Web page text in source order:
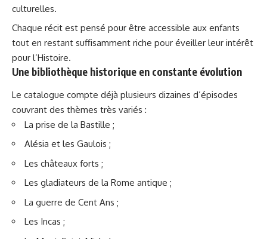
culturelles.
Chaque récit est pensé pour être accessible aux enfants
tout en restant suffisamment riche pour éveiller leur intérêt
pour l’Histoire.
Une bibliothèque historique en constante évolution
Le catalogue compte déjà plusieurs dizaines d’épisodes
couvrant des thèmes très variés :
La prise de la Bastille ;
Alésia et les Gaulois ;
Les châteaux forts ;
Les gladiateurs de la Rome antique ;
La guerre de Cent Ans ;
Les Incas ;